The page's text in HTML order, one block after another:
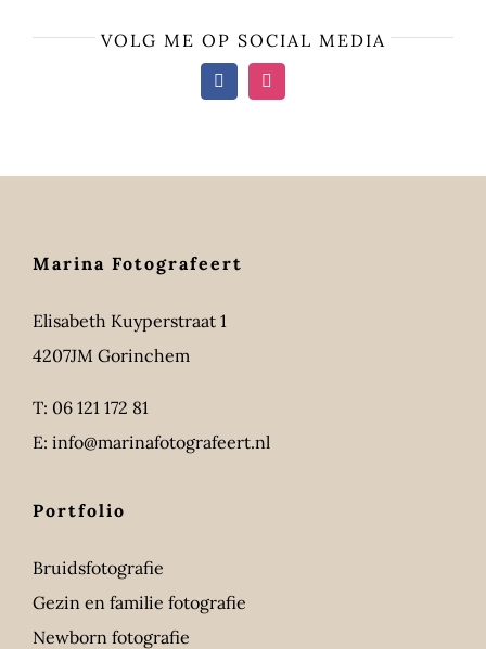
VOLG ME OP SOCIAL MEDIA
Marina Fotografeert
Elisabeth Kuyperstraat 1
4207JM Gorinchem
T: 06 121 172 81
E: info@marinafotografeert.nl
Portfolio
Bruidsfotografie
Gezin en familie fotografie
Newborn fotografie